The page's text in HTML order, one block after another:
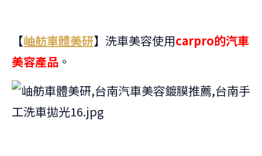
【岫舫車體美研】 洗車美容使用carpro的汽車
美容產品 。